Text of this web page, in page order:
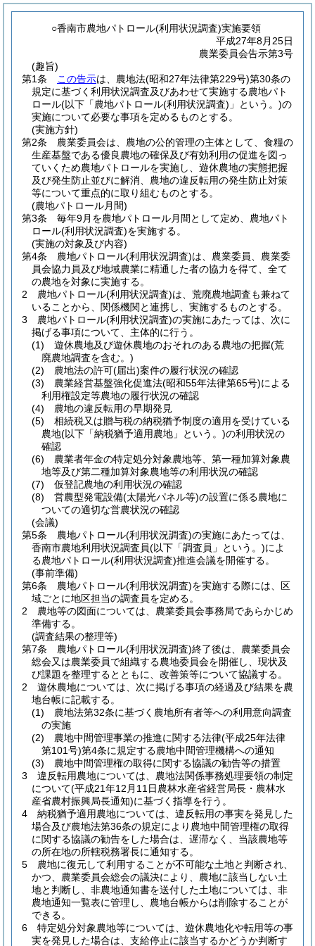
○香南市農地パトロール(利用状況調査)実施要領
平成27年8月25日
農業委員会告示第3号
(趣旨)
第1条
この告示は、農地法(昭和27年法律第229号)第30条の
規定に基づく利用状況調査及びあわせて実施する農地パト
ロール(以下「農地パトロール(利用状況調査) 」という。)の
実施について必要な事項を定めるものとする。
(実施方針)
第2条
農業委員会は、農地の公的管理の主体として、食糧の
生産基盤である優良農地の確保及び有効利用の促進を図っ
ていくため農地パトロールを実施し、遊休農地の実態把握
及び発生防止並びに解消、農地の違反転用の発生防止対策
等について重点的に取り組むものとする。
(農地パトロール月間)
第3条
毎年9月を農地パトロール月間として定め、農地パト
ロール(利用状況調査)を実施する。
(実施の対象及び内容)
第4条
農地パトロール(利用状況調査)は、農業委員、農業委
員会協力員及び地域農業に精通した者の協力を得て、全て
の農地を対象に実施する。
2
農地パトロール(利用状況調査)は、荒廃農地調査も兼ねて
いることから、関係機関と連携し、実施するものとする。
3
農地パトロール(利用状況調査)の実施にあたっては、次に
掲げる事項について、主体的に行う。
(1)
遊休農地及び遊休農地のおそれのある農地の把握(荒
廃農地調査を含む。)
(2)
農地法の許可(届出)案件の履行状況の確認
(3)
農業経営基盤強化促進法(昭和55年法律第65号)による
利用権設定等農地の履行状況の確認
(4)
農地の違反転用の早期発見
(5)
相続税又は贈与税の納税猶予制度の適用を受けている
農地(以下「納税猶予適用農地」という。)の利用状況の
確認
(6)
農業者年金の特定処分対象農地等、第一種加算対象農
地等及び第二種加算対象農地等の利用状況の確認
(7)
仮登記農地の利用状況の確認
(8)
営農型発電設備(太陽光パネル等)の設置に係る農地に
ついての適切な営農状況の確認
(会議)
第5条
農地パトロール(利用状況調査)の実施にあたっては、
香南市農地利用状況調査員(以下「調査員」という。)によ
る農地パトロール(利用状況調査)推進会議を開催する。
(事前準備)
第6条
農地パトロール(利用状況調査)を実施する際には、区
域ごとに地区担当の調査員を定める。
2
農地等の図面については、農業委員会事務局であらかじめ
準備する。
(調査結果の整理等)
第7条
農地パトロール(利用状況調査)終了後は、農業委員会
総会又は農業委員で組織する農地委員会を開催し、現状及
び課題を整理するとともに、改善策等について協議する。
2
遊休農地については、次に掲げる事項の経過及び結果を農
地台帳に記載する。
(1)
農地法第32条に基づく農地所有者等への利用意向調査
の実施
(2)
農地中間管理事業の推進に関する法律(平成25年法律
第101号)第4条に規定する農地中間管理機構への通知
(3)
農地中間管理権の取得に関する協議の勧告等の措置
3
違反転用農地については、農地法関係事務処理要領の制定
について(平成21年12月11日農林水産省経営局長・農林水
産省農村振興局長通知)に基づく指導を行う。
4
納税猶予適用農地については、違反転用の事実を発見した
場合及び農地法第36条の規定により農地中間管理権の取得
に関する協議の勧告をした場合は、遅滞なく、当該農地等
の所在地の所轄税務署長に通知する。
5
農地に復元して利用することが不可能な土地と判断され、
かつ、農業委員会総会の議決により、農地に該当しない土
地と判断し、非農地通知書を送付した土地については、非
農地通知一覧表に管理し、農地台帳からは削除することが
できる。
6
特定処分対象農地等については、遊休農地化や転用等の事
実を発見した場合は、支給停止に該当するかどうか判断す